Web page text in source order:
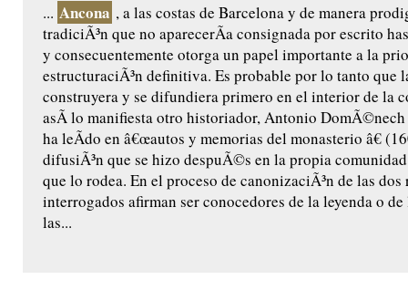
... Ancona , a las costas de Barcelona y de manera
tradiciÃ³n que no aparecerÃ­a consignada por escrito
y consecuentemente otorga un papel importante a la
estructuraciÃ³n definitiva. Es probable por lo tanto que
construyera y se difundiera primero en el interior de la
asÃ­ lo manifiesta otro historiador, Antonio DomÃ©nech
ha leÃ­do en â€œautos y memorias del monasterio â€
difusiÃ³n que se hizo despuÃ©s en la propia
que lo rodea. En el proceso de canonizaciÃ³n de las
interrogados afirman ser conocedores de la leyenda o
las...